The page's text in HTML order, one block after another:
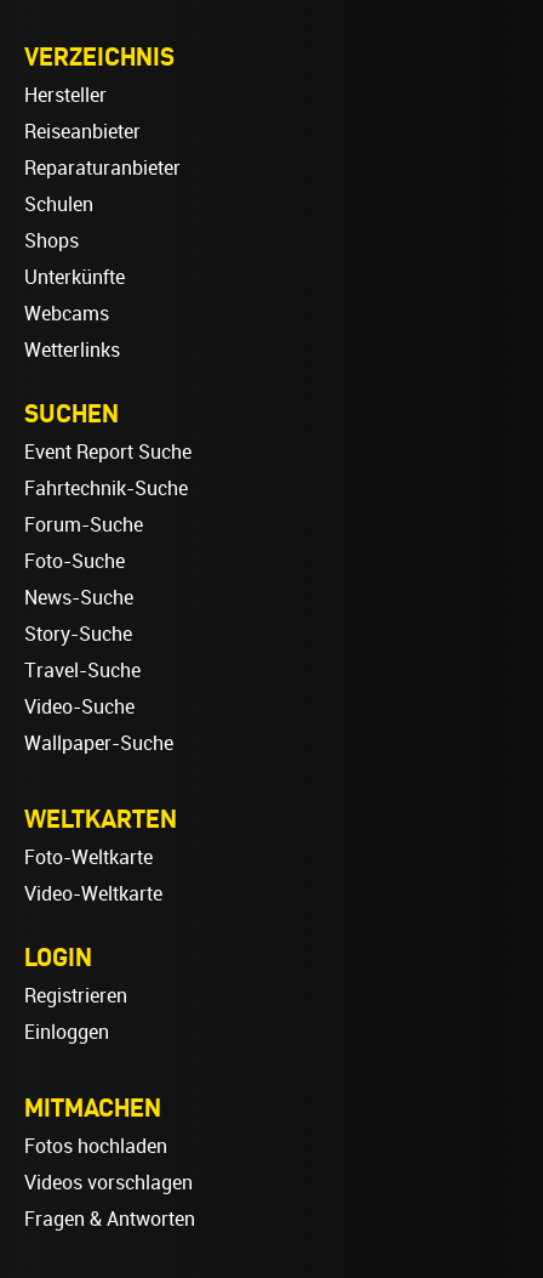
VERZEICHNIS
Hersteller
Reiseanbieter
Reparaturanbieter
Schulen
Shops
Unterkünfte
Webcams
Wetterlinks
SUCHEN
Event Report Suche
Fahrtechnik-Suche
Forum-Suche
Foto-Suche
News-Suche
Story-Suche
Travel-Suche
Video-Suche
Wallpaper-Suche
WELTKARTEN
Foto-Weltkarte
Video-Weltkarte
LOGIN
Registrieren
Einloggen
MITMACHEN
Fotos hochladen
Videos vorschlagen
Fragen & Antworten